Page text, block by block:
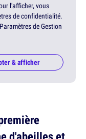
l'afficher, vous
de confidentialité.
de Gestion
& afficher